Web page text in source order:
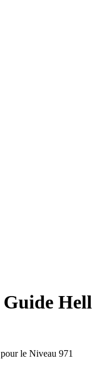
Guide Hell
le Niveau 971